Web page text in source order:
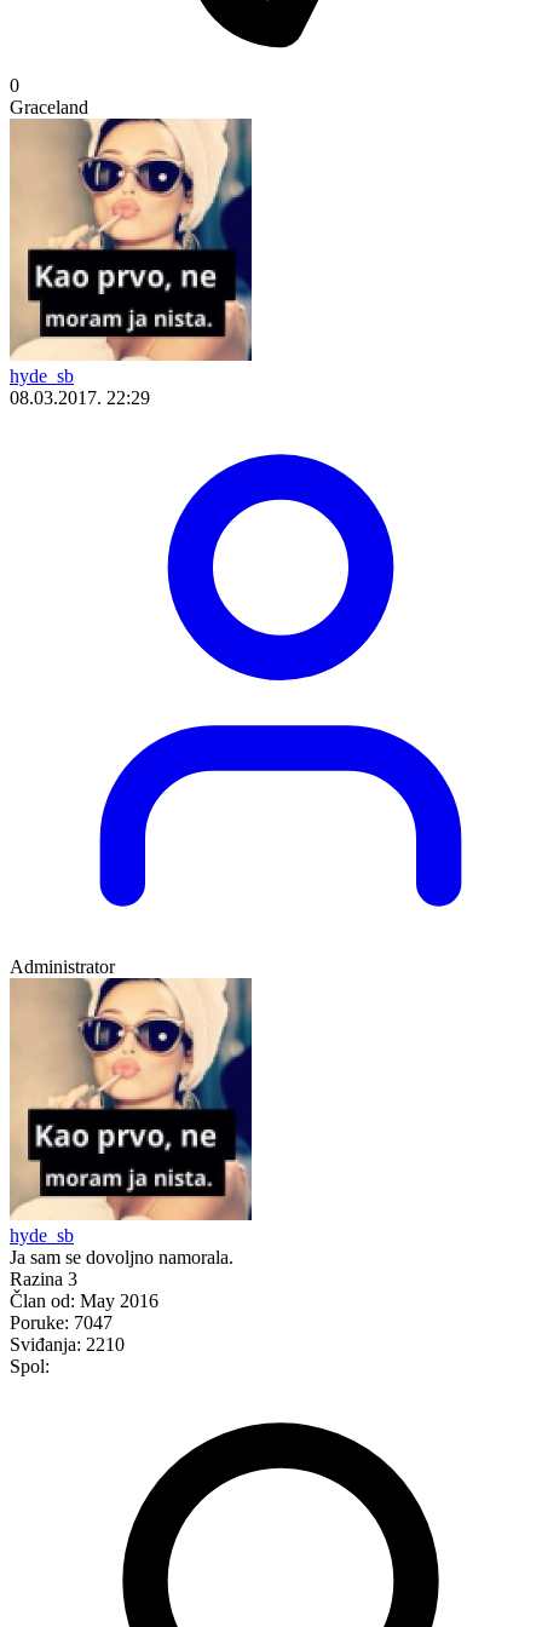
0
Graceland
hyde_sb
08.03.2017. 22:29
Administrator
hyde_sb
Ja sam se dovoljno namorala.
Razina 3
Član od: May 2016
Poruke: 7047
Sviđanja: 2210
Spol: